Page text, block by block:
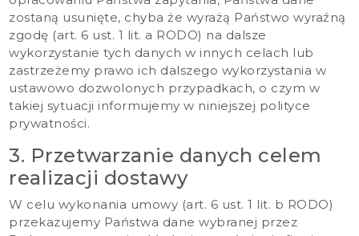
zostaną usunięte, chyba że wyrażą Państwo wyraźną
zgodę (art. 6 ust. 1 lit. a RODO) na dalsze
wykorzystanie tych danych w innych celach lub
zastrzeżemy prawo ich dalszego wykorzystania w
ustawowo dozwolonych przypadkach, o czym w
takiej sytuacji informujemy w niniejszej polityce
prywatności.
3. Przetwarzanie danych celem
realizacji dostawy
W celu wykonania umowy (art. 6 ust. 1 lit. b RODO)
przekazujemy Państwa dane wybranej przez